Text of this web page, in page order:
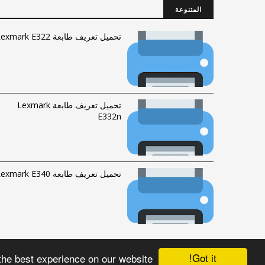
Got it!
best experience on our website
المتنوعة
تحميل تعريف طابعة Lexmark E322
تحميل تعريف طابعة Lexmark
E332n
تحميل تعريف طابعة Lexmark E340
الحقوق محفوظة © 2016-2023 | فهرس الموقع|راسلناFawrytech